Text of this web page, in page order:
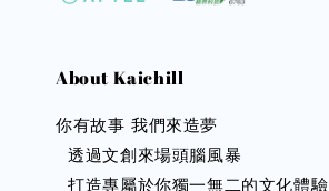
About Kaichill
你有故事 我們來造夢
  透過文創來場頭腦風暴
  打造專屬於你獨一無二的文化體驗